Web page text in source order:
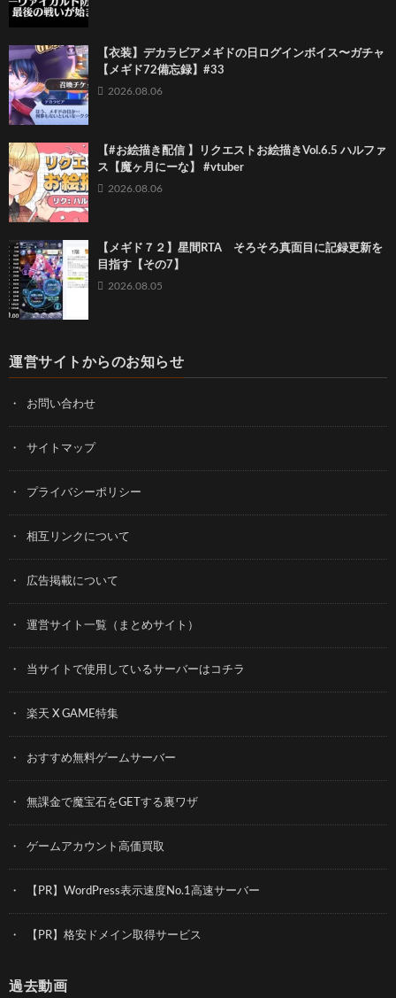
【衣装】デカラビアメギドの日ログインボイス〜ガチャ
【メギド72備忘録】#33
2026.08.06
【#お絵描き配信 】リクエストお絵描きVol.6.5 ハルファ
ス【魔ヶ月にーな】 #vtuber
2026.08.06
【メギド７２】星間RTA そろそろ真面目に記録更新を
目指す【その7】
2026.08.05
運営サイトからのお知らせ
お問い合わせ
サイトマップ
プライバシーポリシー
相互リンクについて
広告掲載について
運営サイト一覧（まとめサイト）
当サイトで使用しているサーバーはコチラ
楽天 X GAME特集
おすすめ無料ゲームサーバー
無課金で魔宝石をGETする裏ワザ
ゲームアカウント高価買取
【PR】WordPress表示速度No.1高速サーバー
【PR】格安ドメイン取得サービス
過去動画